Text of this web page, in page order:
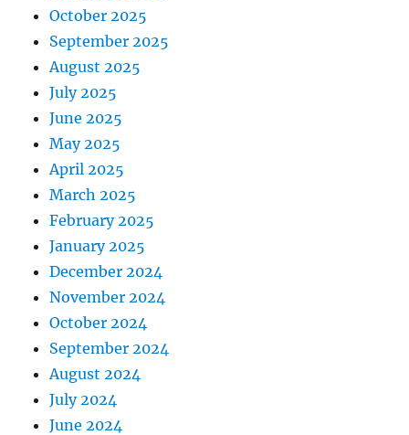
October 2025
September 2025
August 2025
July 2025
June 2025
May 2025
April 2025
March 2025
February 2025
January 2025
December 2024
November 2024
October 2024
September 2024
August 2024
July 2024
June 2024